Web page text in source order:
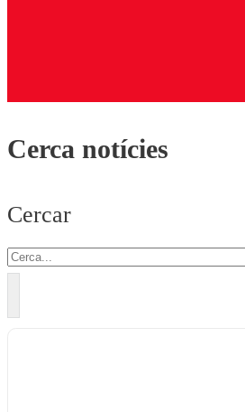
Cerca notícies
Cercar